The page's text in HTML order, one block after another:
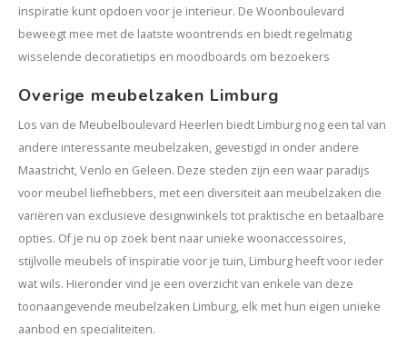
inspiratie kunt opdoen voor je interieur. De Woonboulevard
beweegt mee met de laatste woontrends en biedt regelmatig
wisselende decoratietips en moodboards om bezoekers
Overige meubelzaken Limburg
Los van de Meubelboulevard Heerlen biedt Limburg nog een tal van
andere interessante meubelzaken, gevestigd in onder andere
Maastricht, Venlo en Geleen. Deze steden zijn een waar paradijs
voor meubel liefhebbers, met een diversiteit aan meubelzaken die
variëren van exclusieve designwinkels tot praktische en betaalbare
opties. Of je nu op zoek bent naar unieke woonaccessoires,
stijlvolle meubels of inspiratie voor je tuin, Limburg heeft voor ieder
wat wils. Hieronder vind je een overzicht van enkele van deze
toonaangevende meubelzaken Limburg, elk met hun eigen unieke
aanbod en specialiteiten.